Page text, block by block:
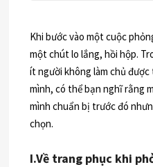
Khi bước vào một cuộc
một chút lo lắng, hồi hộp.
ít người không làm chủ
mình, có thể bạn nghĩ rằng
mình chuẩn bị trước đó
chọn.
I.Về trang phục khi